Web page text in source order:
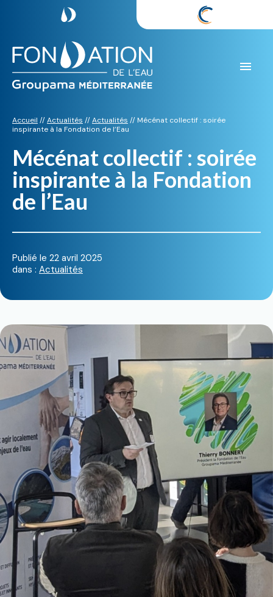
Accueil //Actualités //Actualités // Mécénat collectif : soirée
inspirante à la Fondation de l’Eau
Mécénat collectif : soirée
inspirante à la Fondation
de l’Eau
Publié le 22 avril 2025
dans : Actualités